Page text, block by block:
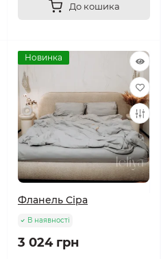
До кошика
Новинка
Фланель Сіра
В наявності
3 024 грн